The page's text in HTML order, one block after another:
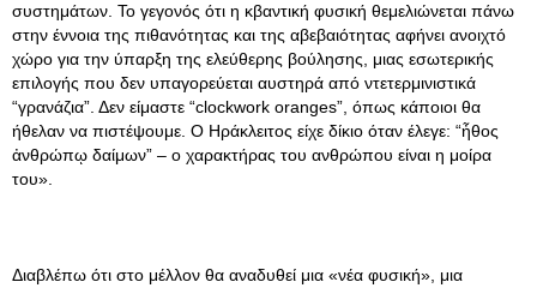
συστημάτων. Το γεγονός ότι η κβαντική φυσική θεμελιώνεται πάνω
στην έννοια της πιθανότητας και της αβεβαιότητας αφήνει ανοιχτό
χώρο για την ύπαρξη της ελεύθερης βούλησης, μιας εσωτερικής
επιλογής που δεν υπαγορεύεται αυστηρά από ντετερμινιστικά
“γρανάζια”. Δεν είμαστε “clockwork oranges”, όπως κάποιοι θα
ήθελαν να πιστέψουμε. Ο Ηράκλειτος είχε δίκιο όταν έλεγε: “ἦθος
ἀνθρώπῳ δαίμων” – ο χαρακτήρας του ανθρώπου είναι η μοίρα
του».
Διαβλέπω ότι στο μέλλον θα αναδυθεί μια «νέα φυσική», μια